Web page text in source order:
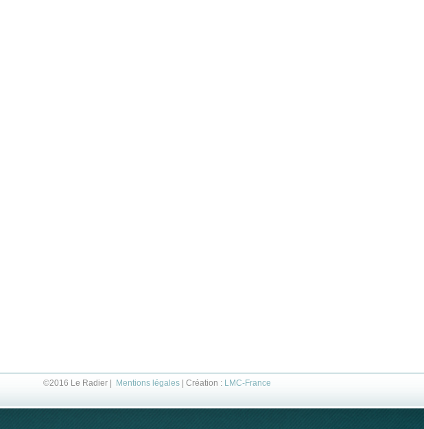
©2016 Le Radier | Mentions légales | Création : LMC-France